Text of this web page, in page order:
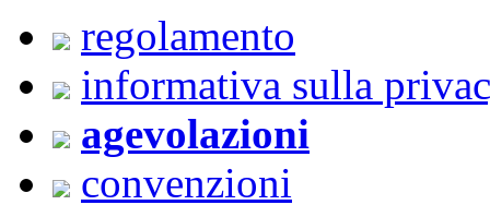
regolamento
informativa sulla
agevolazioni
convenzioni